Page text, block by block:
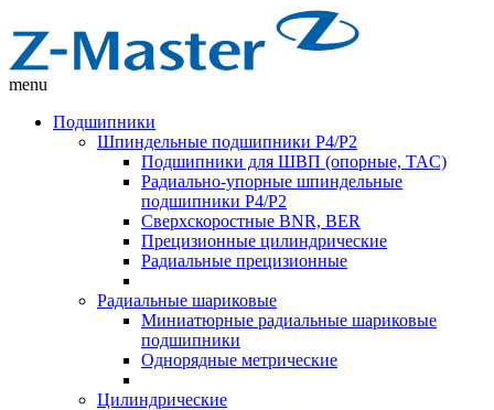
menu
Подшипники
Шпиндельные подшипники P4/P2
Подшипники для ШВП (опорные, TAC)
Радиально-упорные шпиндельные
подшипники P4/P2
Сверхскоростные BNR, BER
Прецизионные цилиндрические
Радиальные прецизионные
Радиальные шариковые
Миниатюрные радиальные шариковые
подшипники
Однорядные метрические
Цилиндрические